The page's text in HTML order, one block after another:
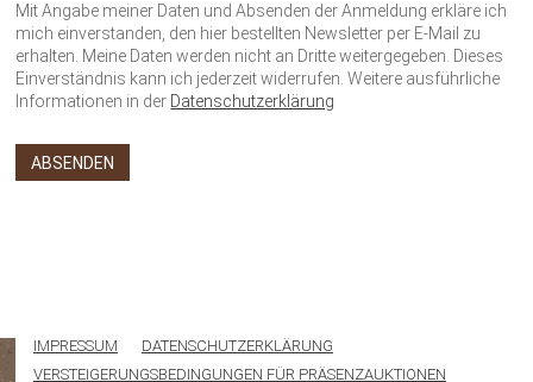
Mit Angabe meiner Daten und Absenden der Anmeldung erkläre ich
mich einverstanden, den hier bestellten Newsletter per E-Mail zu
erhalten. Meine Daten werden nicht an Dritte weitergegeben. Dieses
Einverständnis kann ich jederzeit widerrufen. Weitere ausführliche
Informationen in der Datenschutzerklärung
IMPRESSUM
DATENSCHUTZERKLÄRUNG
VERSTEIGERUNGSBEDINGUNGEN FÜR PRÄSENZAUKTIONEN